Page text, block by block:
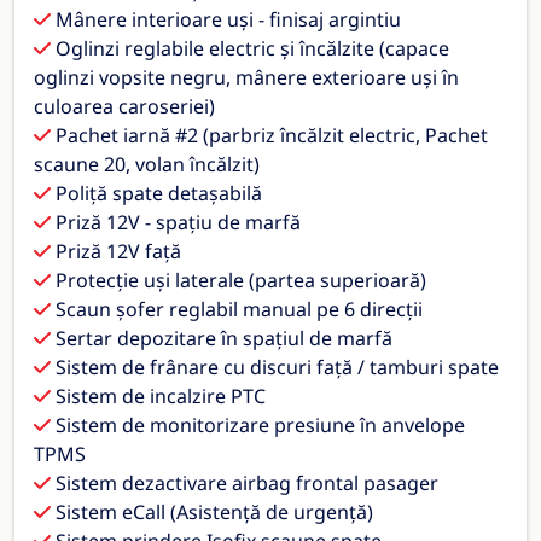
Mânere interioare uși - finisaj argintiu
Oglinzi reglabile electric și încălzite (capace
oglinzi vopsite negru, mânere exterioare uși în
culoarea caroseriei)
Pachet iarnă #2 (parbriz încălzit electric, Pachet
scaune 20, volan încălzit)
Poliță spate detașabilă
Priză 12V - spațiu de marfă
Priză 12V față
Protecție uși laterale (partea superioară)
Scaun șofer reglabil manual pe 6 direcții
Sertar depozitare în spațiul de marfă
Sistem de frânare cu discuri față / tamburi spate
Sistem de incalzire PTC
Sistem de monitorizare presiune în anvelope
TPMS
Sistem dezactivare airbag frontal pasager
Sistem eCall (Asistență de urgență)